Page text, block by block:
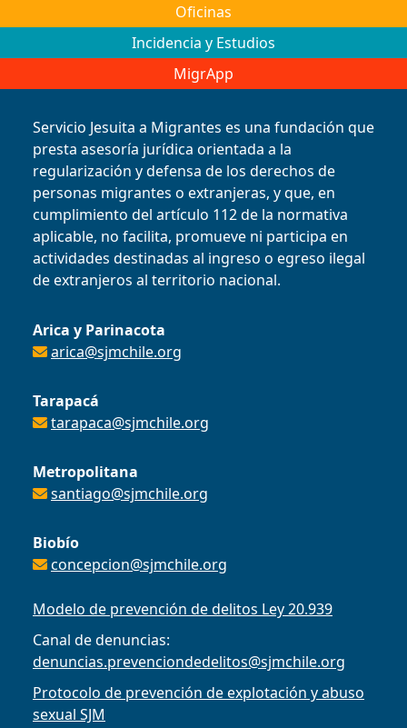
Oficinas
Incidencia y Estudios
MigrApp
Servicio Jesuita a Migrantes es una fundación que
presta asesoría jurídica orientada a la
regularización y defensa de los derechos de
personas migrantes o extranjeras, y que, en
cumplimiento del artículo 112 de la normativa
aplicable, no facilita, promueve ni participa en
actividades destinadas al ingreso o egreso ilegal
de extranjeros al territorio nacional.
Arica y Parinacota
arica@sjmchile.org
Tarapacá
tarapaca@sjmchile.org
Metropolitana
santiago@sjmchile.org
Biobío
concepcion@sjmchile.org
Modelo de prevención de delitos Ley 20.939
Canal de denuncias:
denuncias.prevenciondedelitos@sjmchile.org
Protocolo de prevención de explotación y abuso
sexual SJM